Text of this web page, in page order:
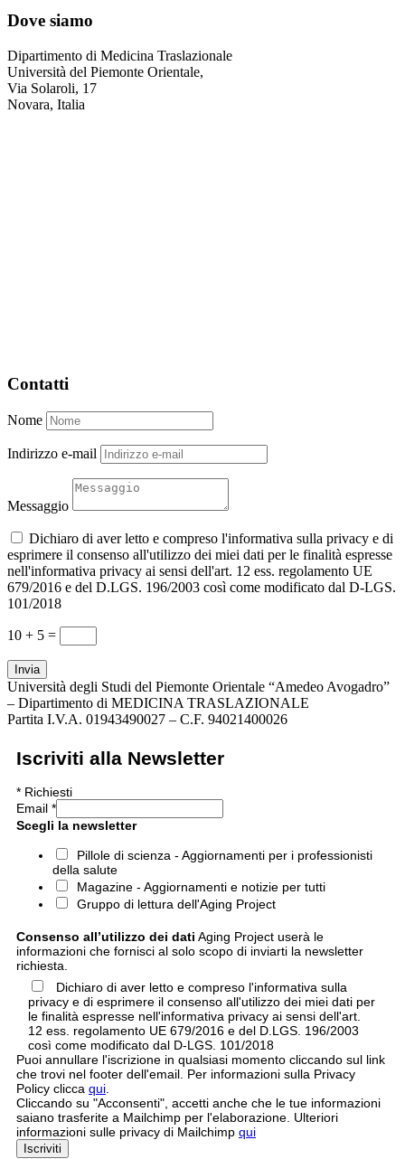
Dove siamo
Dipartimento di Medicina Traslazionale
Università del Piemonte Orientale,
Via Solaroli, 17
Novara, Italia
Contatti
Nome
Indirizzo e-mail
Messaggio
Dichiaro di aver letto e compreso l'informativa sulla privacy e di
esprimere il consenso all'utilizzo dei miei dati per le finalità espresse
nell'informativa privacy ai sensi dell'art. 12 ess. regolamento UE
679/2016 e del D.LGS. 196/2003 così come modificato dal D-LGS.
101/2018
10 + 5 =
Invia
Università degli Studi del Piemonte Orientale “Amedeo Avogadro”
– Dipartimento di MEDICINA TRASLAZIONALE
Partita I.V.A. 01943490027 – C.F. 94021400026
Iscriviti alla Newsletter
* Richiesti
Email *
Scegli la newsletter
Pillole di scienza - Aggiornamenti per i professionisti
della salute
Magazine - Aggiornamenti e notizie per tutti
Gruppo di lettura dell'Aging Project
Consenso all’utilizzo dei dati Aging Project userà le
informazioni che fornisci al solo scopo di inviarti la newsletter
richiesta.
Dichiaro di aver letto e compreso l'informativa sulla
privacy e di esprimere il consenso all'utilizzo dei miei dati per
le finalità espresse nell'informativa privacy ai sensi dell'art.
12 ess. regolamento UE 679/2016 e del D.LGS. 196/2003
così come modificato dal D-LGS. 101/2018
Puoi annullare l'iscrizione in qualsiasi momento cliccando sul link
che trovi nel footer dell'email. Per informazioni sulla Privacy
Policy clicca qui.
Cliccando su "Acconsenti", accetti anche che le tue informazioni
saiano trasferite a Mailchimp per l'elaborazione. Ulteriori
informazioni sulle privacy di Mailchimp qui